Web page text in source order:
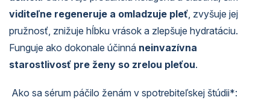
viditeľne regeneruje a omladzuje pleť, zvyšuje jej
pružnosť, znižuje hĺbku vrások a zlepšuje hydratáciu.
Funguje ako dokonale účinná neinvazívna
starostlivosť pre ženy so zrelou pleťou.
Ako sa sérum páčilo ženám v spotrebiteľskej štúdii*: